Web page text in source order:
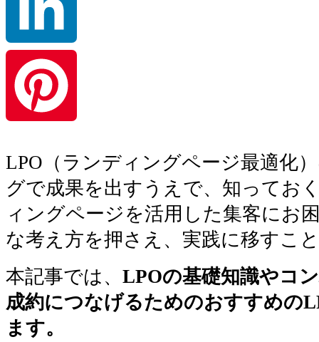
LinkedIn
LPO（ランディングページ最適化
グで成果を出すうえで、知ってお
ィングページを活用した集客にお
な考え方を押さえ、実践に移すこ
本記事では、 LPOの基礎知識やコ
成約につなげるためのおすすめの
ます。